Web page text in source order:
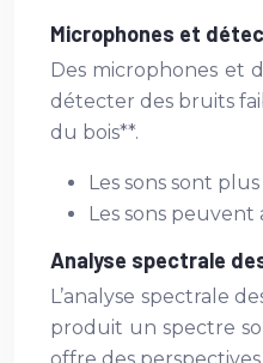
Microphones et
Des microphones et
détecter des bruits
du bois**.
Les sons sont
Les sons
Analyse spectrale
L’analyse spectrale
produit un spectre